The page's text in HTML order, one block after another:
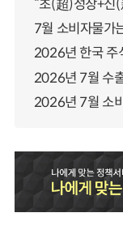
“초(超)성장+신
7월 소비자물가
2026년 한국 주
2026년 7월 수
2026년 7월 소